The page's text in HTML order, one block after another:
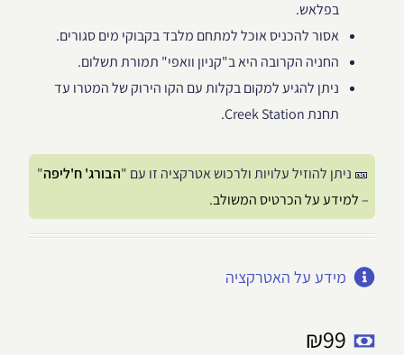
בפלאש.
אסור להכניס אוכל למתחם מלבד בקבוקי מים סגורים.
החניה הקרובה היא ב"קניון וואפי" תמורת תשלום.
ניתן להגיע למקום בקלות עם הקו הירוק של המטרו עד
תחנת Creek Station.
🎫 ניתן להוזיל עלויות ולרכוש אטרקציה זו עם "הבורג' ח'ליפה"
–למידע על הכרטיס המשולב.
מידע על האטרקציה
₪99